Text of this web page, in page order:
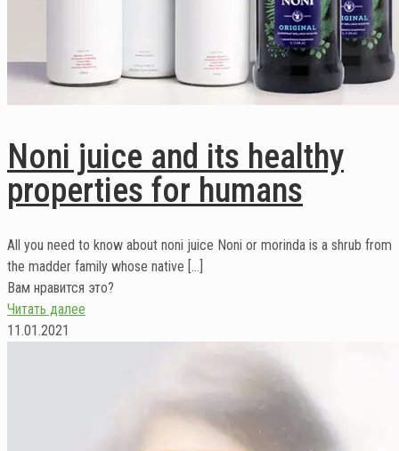
Noni juice and its healthy
properties for humans
All you need to know about noni juice Noni or morinda is a shrub from
the madder family whose native […]
Вам нравится это?
Читать далее
11.01.2021